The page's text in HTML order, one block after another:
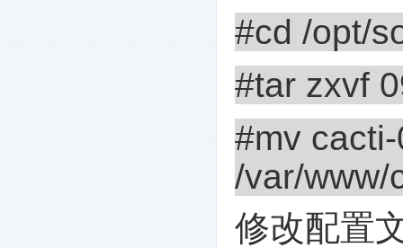
#cd /opt/
#tar zxvf
#mv
/var/www/
修改配置